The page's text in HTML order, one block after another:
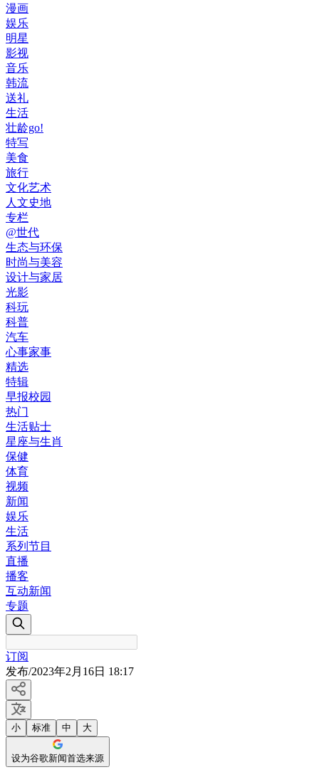
漫画
娱乐
明星
影视
音乐
韩流
送礼
生活
壮龄go!
特写
美食
旅行
文化艺术
人文史地
专栏
@世代
生态与环保
时尚与美容
设计与家居
光影
科玩
科普
汽车
心事家事
精选
特辑
早报校园
热门
生活贴士
星座与生肖
保健
体育
视频
新闻
娱乐
生活
系列节目
直播
播客
互动新闻
专题
订阅
发布/2023年2月16日 18:17
小 标准 中 大
设为谷歌新闻首选来源